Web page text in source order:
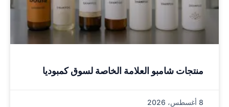
منتجات شامبو العلامة الخاصة لسوق كمبوديا
8 أغسطس، 2026